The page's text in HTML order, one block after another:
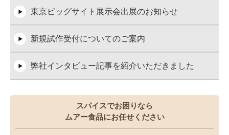
東京ビッグサイト展示会出展のお知らせ
新規試作受付についてのご案内
弊社インタビュー記事を紹介いただきました
スパイスでお困りなら
ムアー食品にお任せください